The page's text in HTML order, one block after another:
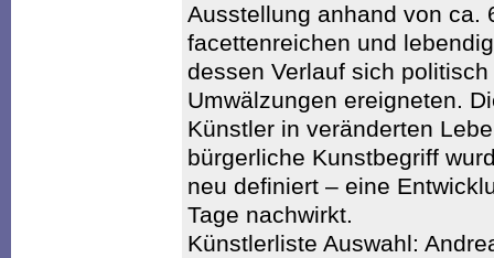
Ausstellung anhand von ca.
facettenreichen und
dessen Verlauf sich
Umwälzungen ereigneten.
Künstler in veränderten
bürgerliche Kunstbegriff
neu definiert – eine
Tage nachwirkt.
Künstlerliste Auswahl: